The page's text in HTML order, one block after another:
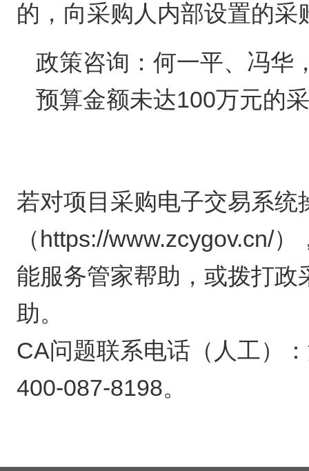
的，向采购人内部设置的采
政策咨询：何一平、冯
预算金额未达100万元的
若对项目采购电子交易系
（https://www.zcygov.cn/
能服务管家帮助，或拨打
助。
CA问题联系电话（人工）
400-087-8198。